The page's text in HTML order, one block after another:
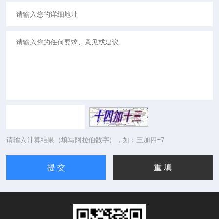
请输入计算结果（填写阿拉伯数字），如：三加四=7